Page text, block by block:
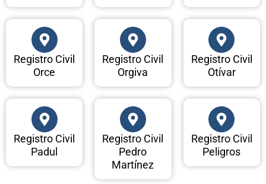
Registro Civil
Orce
Registro Civil
Orgiva
Registro Civil
Otívar
Registro Civil
Padul
Registro Civil
Pedro
Martínez
Registro Civil
Peligros